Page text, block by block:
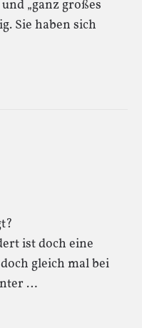
„ganz großes
Sie haben sich
ist doch eine
gleich mal bei
…